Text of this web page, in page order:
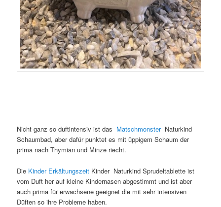
Nicht ganz so duftintensiv ist das Matschmonster Naturkind
Schaumbad, aber dafür punktet es mit üppigem Schaum der
prima nach Thymian und Minze riecht.
Die Kinder Erkältungszeit Kinder Naturkind Sprudeltablette ist
vom Duft her auf kleine Kindernasen abgestimmt und ist aber
auch prima für erwachsene geeignet die mit sehr intensiven
Düften so ihre Probleme haben.